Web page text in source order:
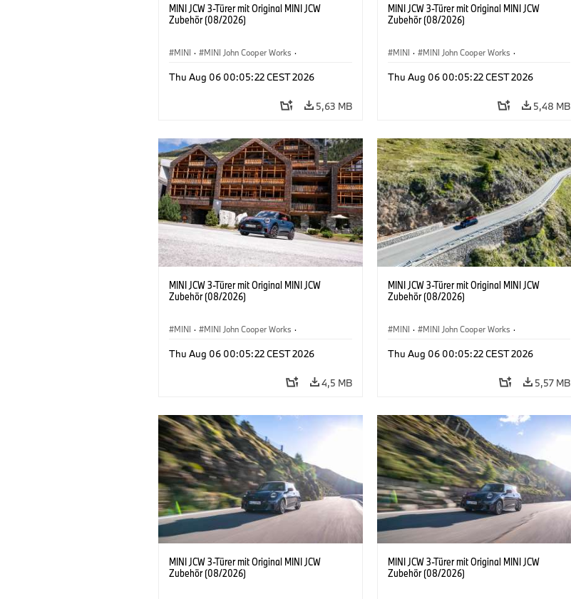
MINI JCW 3-Türer mit Original MINI JCW
Zubehör (08/2026)
MINI · MINI John Cooper Works ·
Sonderausstattungen, Zubehör
Thu Aug 06 00:05:22 CEST 2026
5,63 MB
MINI JCW 3-Türer mit Original MINI JCW
Zubehör (08/2026)
MINI · MINI John Cooper Works ·
Sonderausstattungen, Zubehör
Thu Aug 06 00:05:22 CEST 2026
5,48 MB
MINI JCW 3-Türer mit Original MINI JCW
Zubehör (08/2026)
MINI · MINI John Cooper Works ·
Sonderausstattungen, Zubehör
Thu Aug 06 00:05:22 CEST 2026
4,5 MB
MINI JCW 3-Türer mit Original MINI JCW
Zubehör (08/2026)
MINI · MINI John Cooper Works ·
Sonderausstattungen, Zubehör
Thu Aug 06 00:05:22 CEST 2026
5,57 MB
MINI JCW 3-Türer mit Original MINI JCW
Zubehör (08/2026)
MINI JCW 3-Türer mit Original MINI JCW
Zubehör (08/2026)